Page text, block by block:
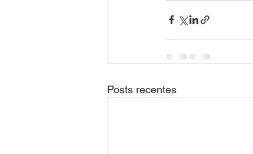
Posts recentes